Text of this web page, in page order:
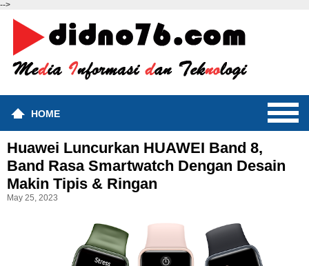
-->
HOME
Huawei Luncurkan HUAWEI Band 8,
Band Rasa Smartwatch Dengan Desain
Makin Tipis & Ringan
May 25, 2023